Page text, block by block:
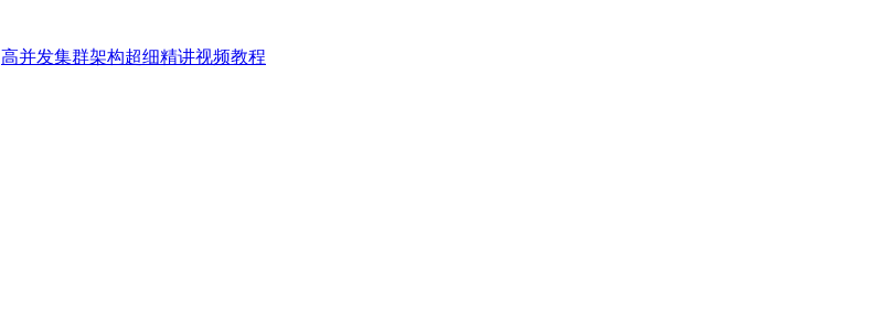
高并发集群架构超细精讲视频教程